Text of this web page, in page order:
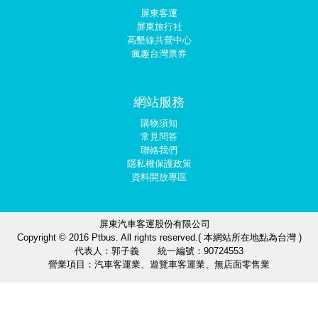
屏東客運
屏東旅行社
高墾線共營中心
瘋趣台灣票券
網站服務
購物須知
常見問答
聯絡我們
隱私權保護政策
資料開放專區
屏東汽車客運股份有限公司
Copyright © 2016 Ptbus. All rights reserved.( 本網站所在地點為台灣 )
代表人：郭子義 統一編號：90724553
營業項目：汽車客運業、遊覽車客運業、無店面零售業